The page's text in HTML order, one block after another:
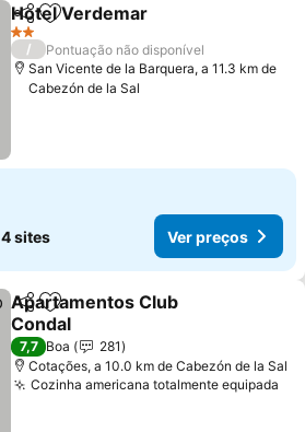
PartilharAdicionar aos favoritos
Hotel Verdemar
2 Estrelas
/
Pontuação não disponível
San Vicente de la Barquera, a 11.3 km de
Cabezón de la Sal
4 sites Ver preços
PartilharAdicionar aos favoritos
Apartamentos Club
Condal
7,7 Boa
281
Cotações, a 10.0 km de Cabezón de la Sal
Cozinha americana totalmente equipada